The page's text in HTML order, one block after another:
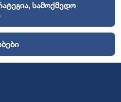
სამოქმედო